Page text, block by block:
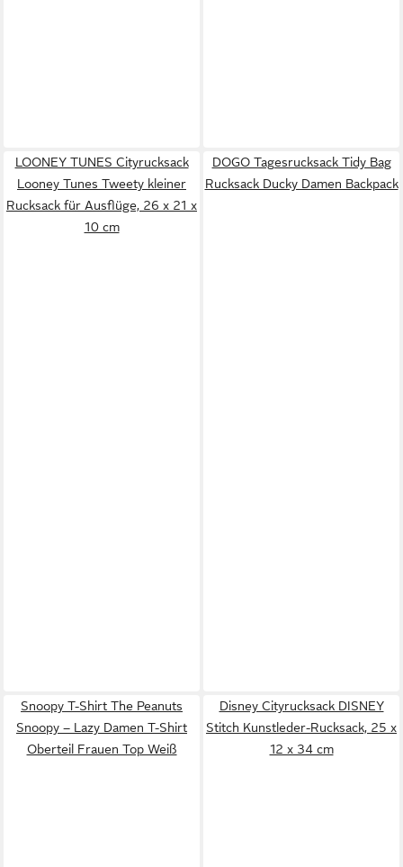
LOONEY TUNES Cityrucksack
Looney Tunes Tweety kleiner
Rucksack für Ausflüge, 26 x 21 x
10 cm
DOGO Tagesrucksack Tidy Bag
Rucksack Ducky Damen Backpack
Snoopy T-Shirt The Peanuts
Snoopy – Lazy Damen T-Shirt
Oberteil Frauen Top Weiß
Disney Cityrucksack DISNEY
Stitch Kunstleder-Rucksack, 25 x
12 x 34 cm